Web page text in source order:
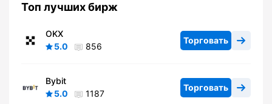
Топ лучших бирж
OKX
5.0
856
Торговать
Bybit
5.0
1187
Торговать